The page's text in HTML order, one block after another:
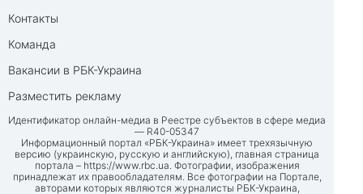
Контакты
Команда
Вакансии в РБК-Украина
Разместить рекламу
Идентификатор онлайн-медиа в Реестре субъектов в сфере медиа
— R40-05347
Информационный портал «РБК-Украина» имеет трехязычную
версию (украинскую, русскую и английскую), главная страница
портала – https://www.rbc.ua. Фотографии, изображения
принадлежат их правообладателям. Все фотографии на Портале,
авторами которых являются журналисты РБК-Украина,